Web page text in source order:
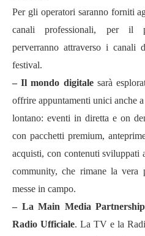
Per gli operatori saranno forniti
canali professionali, per il
perverranno attraverso i canali
festival.
– Il mondo digitale sarà
offrire appuntamenti unici anche
lontano: eventi in diretta e on
con pacchetti premium,
acquisti, con contenuti sviluppati
community, che rimane la vera
messe in campo.
– La Main Media
Radio Ufficiale. La TV e la